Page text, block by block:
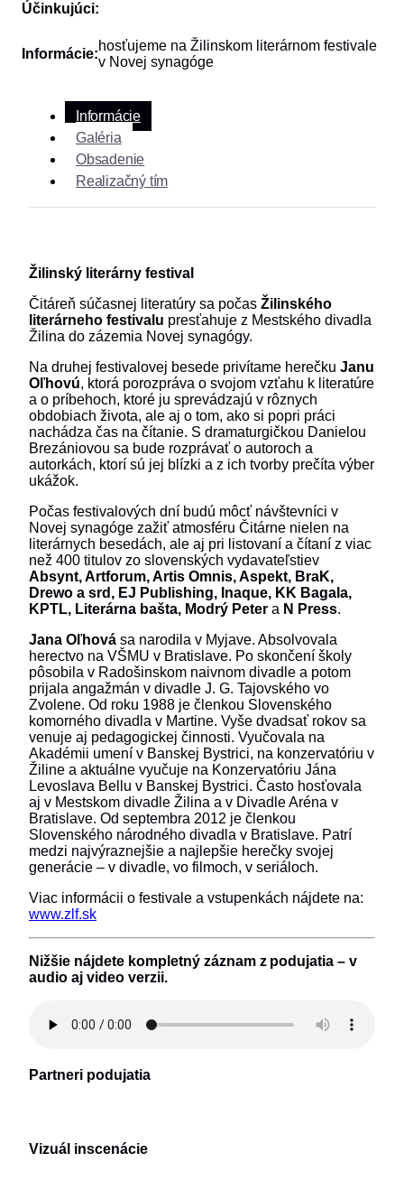
Účinkujúci:
Informácie:
hosťujeme na Žilinskom literárnom festivale
v Novej synagóge
Informácie
Galéria
Obsadenie
Realizačný tím
Žilinský literárny festival
Čitáreň súčasnej literatúry sa počas Žilinského
literárneho festivalu presťahuje z Mestského divadla
Žilina do zázemia Novej synagógy.
Na druhej festivalovej besede privítame herečku Janu
Oľhovú, ktorá porozpráva o svojom vzťahu k literatúre
a o príbehoch, ktoré ju sprevádzajú v rôznych
obdobiach života, ale aj o tom, ako si popri práci
nachádza čas na čítanie. S dramaturgičkou Danielou
Brezániovou sa bude rozprávať o autoroch a
autorkách, ktorí sú jej blízki a z ich tvorby prečíta výber
ukážok.
Počas festivalových dní budú môcť návštevníci v
Novej synagóge zažiť atmosféru Čitárne nielen na
literárnych besedách, ale aj pri listovaní a čítaní z viac
než 400 titulov zo slovenských vydavateľstiev
Absynt, Artforum, Artis Omnis, Aspekt, BraK,
Drewo a srd, EJ Publishing, Inaque, KK Bagala,
KPTL, Literárna bašta, Modrý Peter a N Press.
Jana Oľhová sa narodila v Myjave. Absolvovala
herectvo na VŠMU v Bratislave. Po skončení školy
pôsobila v Radošinskom naivnom divadle a potom
prijala angažmán v divadle J. G. Tajovského vo
Zvolene. Od roku 1988 je členkou Slovenského
komorného divadla v Martine. Vyše dvadsať rokov sa
venuje aj pedagogickej činnosti. Vyučovala na
Akadémii umení v Banskej Bystrici, na konzervatóriu v
Žiline a aktuálne vyučuje na Konzervatóriu Jána
Levoslava Bellu v Banskej Bystrici. Často hosťovala
aj v Mestskom divadle Žilina a v Divadle Aréna v
Bratislave. Od septembra 2012 je členkou
Slovenského národného divadla v Bratislave. Patrí
medzi najvýraznejšie a najlepšie herečky svojej
generácie – v divadle, vo filmoch, v seriáloch.
Viac informácii o festivale a vstupenkách nájdete na:
www.zlf.sk
Nižšie nájdete kompletný záznam z podujatia – v
audio aj video verzii.
Partneri podujatia
Vizuál inscenácie